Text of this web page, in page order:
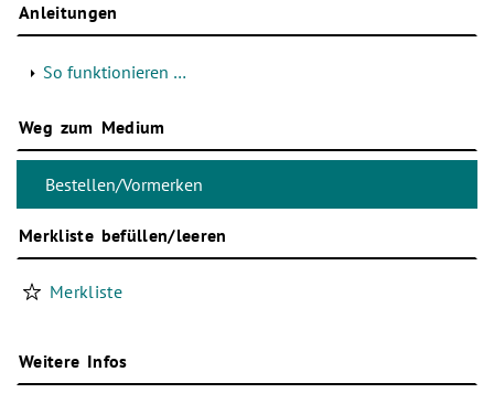
Anleitungen
So funktionieren …
Weg zum Medium
Merkliste befüllen/leeren
Merkliste
Weitere Infos